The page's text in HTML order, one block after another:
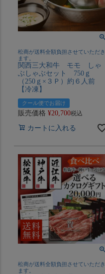
松商が送料全額負担させていただき
ます。
関西三大和牛 モモ しゃ
ぶしゃぶセット 750ｇ
（250ｇ×３Ｐ）約６人前
【冷凍】
クール便でお届け
販売価格 ¥20,700税込
カートに入れる
松商が送料全額負担させていただき
ます。